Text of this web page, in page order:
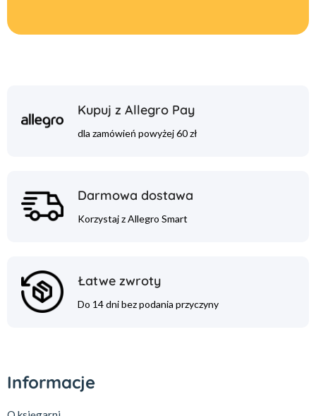
Kupuj z Allegro Pay
dla zamówień powyżej 60 zł
Darmowa dostawa
Korzystaj z Allegro Smart
Łatwe zwroty
Do 14 dni bez podania przyczyny
Informacje